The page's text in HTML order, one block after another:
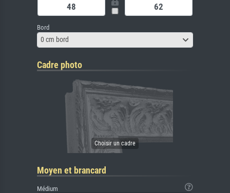
Bord
0 cm bord
Cadre photo
Moyen et brancard
Médium